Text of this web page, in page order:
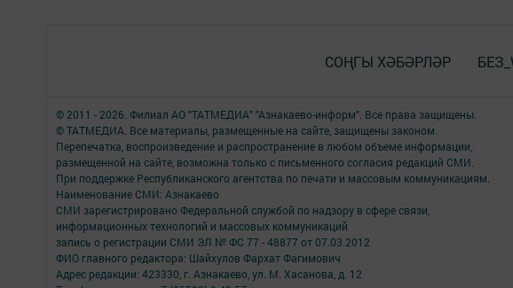
СОҢГЫ ХӘБӘРЛӘР
© 2011 - 2026. Филиал АО "ТАТМЕДИА" "Азнакаево-информ". Все права защищены.
© ТАТМЕДИА. Все материалы, размещенные на сайте, защищены законом.
Перепечатка, воспроизведение и распространение в любом объеме информации,
размещенной на сайте, возможна только с письменного согласия редакций СМИ.
При поддержке Республиканского агентства по печати и массовым коммуникациям.
Наименование СМИ: Азнакаево
СМИ зарегистрировано Федеральной службой по надзору в сфере связи,
информационных технологий и массовых коммуникаций
запись о регистрации СМИ ЭЛ № ФС 77 - 48877 от 07.03.2012
ФИО главного редактора: Шайхулов Фархат Фагимович
Адрес редакции: 423330, г. Азнакаево, ул. М. Хасанова, д. 12